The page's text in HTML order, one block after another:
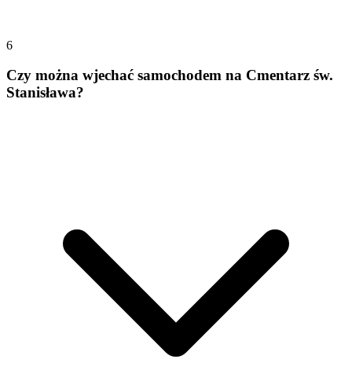
6
Czy można wjechać samochodem na Cmentarz św.
Stanisława?